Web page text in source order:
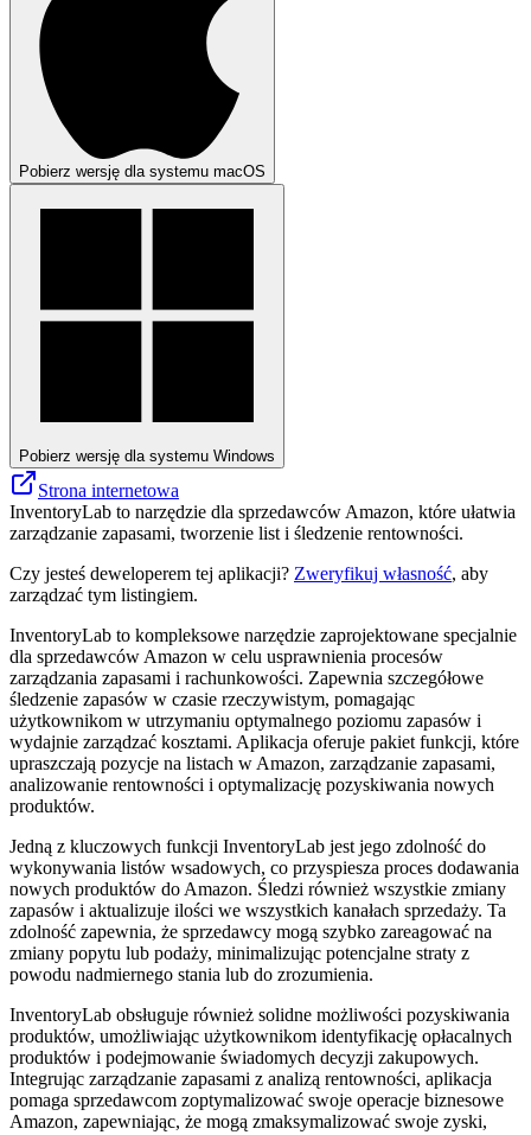
Pobierz wersję dla systemu macOS
Pobierz wersję dla systemu Windows
Strona internetowa
InventoryLab to narzędzie dla sprzedawców Amazon, które ułatwia
zarządzanie zapasami, tworzenie list i śledzenie rentowności.
Czy jesteś deweloperem tej aplikacji? Zweryfikuj własność, aby
zarządzać tym listingiem.
InventoryLab to kompleksowe narzędzie zaprojektowane specjalnie
dla sprzedawców Amazon w celu usprawnienia procesów
zarządzania zapasami i rachunkowości. Zapewnia szczegółowe
śledzenie zapasów w czasie rzeczywistym, pomagając
użytkownikom w utrzymaniu optymalnego poziomu zapasów i
wydajnie zarządzać kosztami. Aplikacja oferuje pakiet funkcji, które
upraszczają pozycje na listach w Amazon, zarządzanie zapasami,
analizowanie rentowności i optymalizację pozyskiwania nowych
produktów.
Jedną z kluczowych funkcji InventoryLab jest jego zdolność do
wykonywania listów wsadowych, co przyspiesza proces dodawania
nowych produktów do Amazon. Śledzi również wszystkie zmiany
zapasów i aktualizuje ilości we wszystkich kanałach sprzedaży. Ta
zdolność zapewnia, że ​​sprzedawcy mogą szybko zareagować na
zmiany popytu lub podaży, minimalizując potencjalne straty z
powodu nadmiernego stania lub do zrozumienia.
InventoryLab obsługuje również solidne możliwości pozyskiwania
produktów, umożliwiając użytkownikom identyfikację opłacalnych
produktów i podejmowanie świadomych decyzji zakupowych.
Integrując zarządzanie zapasami z analizą rentowności, aplikacja
pomaga sprzedawcom zoptymalizować swoje operacje biznesowe
Amazon, zapewniając, że mogą zmaksymalizować swoje zyski,